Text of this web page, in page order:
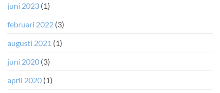
juni 2023 (1)
februari 2022 (3)
augusti 2021 (1)
juni 2020 (3)
april 2020 (1)